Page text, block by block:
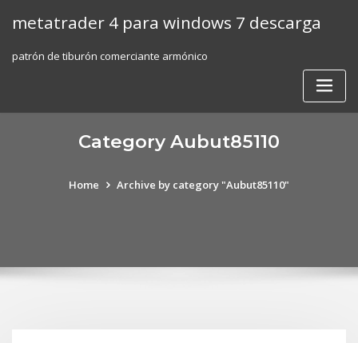
metatrader 4 para windows 7 descarga
patrón de tiburón comerciante armónico
Category Aubut85110
Home Archive by category "Aubut85110"